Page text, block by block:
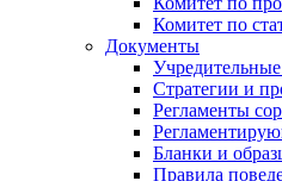
Комитет по
Документы
Стратегии и
Регламенты
Бланки и
Правила